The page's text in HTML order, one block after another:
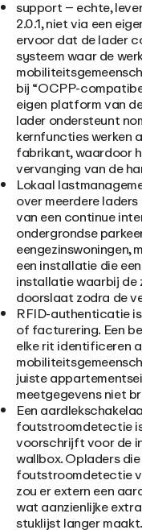
support– echte,
2.0.1, niet via een
ervoor dat de lader
systeem waar de
bij “OCPP-
eigen platform van
lader ondersteunt
kernfuncties werken
fabrikant, waardoor
vervanging van de
Lokaal
over meerdere
van een continue
ondergrondse
eengezinswoningen,
een installatie die
installatie waarbij de
doorslaat zodra de
RFID-authenticatie
of facturering. Een
elke rit identificeren
juiste
meetgegevens niet
Een
foutstroomdetectie
voorschrijft voor de
wallbox. Opladers
foutstroomdetectie
zou er extern een
wat aanzienlijke
stuklijst langer maakt.